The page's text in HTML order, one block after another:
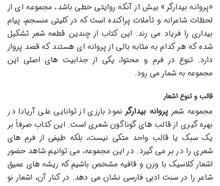
«پروانه بیدارگر» بیش از آنکه روایتی خطی باشد، مجموعه ای از
لحظات شاعرانه و تأملات پراکنده است که در کلیتی منسجم، پیام
بیداری را فریاد می زند. این کتاب از چندین قطعه شعر تشکیل
شده که هر کدام به مثابه بالی از پروانه ای هستند که قصد پرواز
دارد. تنوع در فرم و محتوا، یکی از جذابیت های اصلی این
مجموعه به شمار می رود.
قالب و تنوع اشعار
مجموعه شعرپروانه بیدارگر نمود بارزی از توانایی علی آریانا در
بهره گیری از قالب های گوناگون شعری است. این کتاب صرفاً بر
یک سبک یا قالب واحد متکی نیست، بلکه طیفی از فرم های
شعری را در بر می گیرد. در این مجموعه، می توانیم شاهد حضور
اشعار کلاسیک با وزن و قافیه مشخص باشیم که ریشه های عمیق
شاعر را در سنت ادبی فارسی نشان می دهد. در کنار آن، اشعار نو